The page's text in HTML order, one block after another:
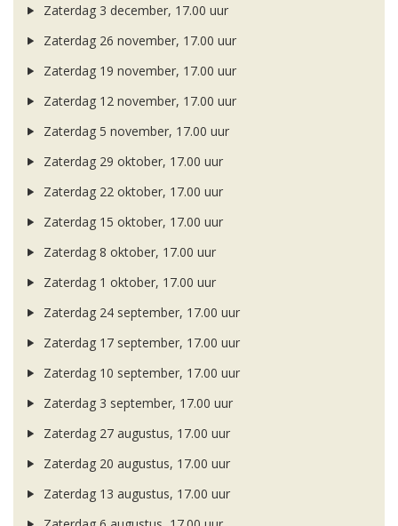
Zaterdag 3 december, 17.00 uur
Zaterdag 26 november, 17.00 uur
Zaterdag 19 november, 17.00 uur
Zaterdag 12 november, 17.00 uur
Zaterdag 5 november, 17.00 uur
Zaterdag 29 oktober, 17.00 uur
Zaterdag 22 oktober, 17.00 uur
Zaterdag 15 oktober, 17.00 uur
Zaterdag 8 oktober, 17.00 uur
Zaterdag 1 oktober, 17.00 uur
Zaterdag 24 september, 17.00 uur
Zaterdag 17 september, 17.00 uur
Zaterdag 10 september, 17.00 uur
Zaterdag 3 september, 17.00 uur
Zaterdag 27 augustus, 17.00 uur
Zaterdag 20 augustus, 17.00 uur
Zaterdag 13 augustus, 17.00 uur